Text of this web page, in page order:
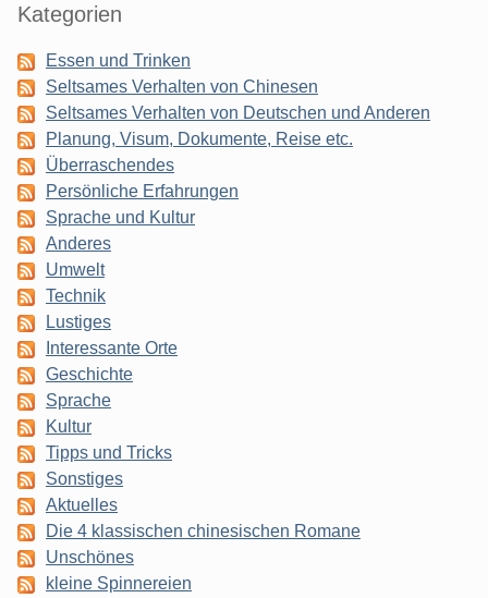
Kategorien
Essen und Trinken
Seltsames Verhalten von Chinesen
Seltsames Verhalten von Deutschen und Anderen
Planung, Visum, Dokumente, Reise etc.
Überraschendes
Persönliche Erfahrungen
Sprache und Kultur
Anderes
Umwelt
Technik
Lustiges
Interessante Orte
Geschichte
Sprache
Kultur
Tipps und Tricks
Sonstiges
Aktuelles
Die 4 klassischen chinesischen Romane
Unschönes
kleine Spinnereien